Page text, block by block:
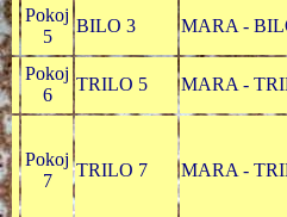
Pokoj
5
BILO 3 MARA -
Pokoj
6
TRILO 5 MARA -
Pokoj
7
TRILO 7 MARA -